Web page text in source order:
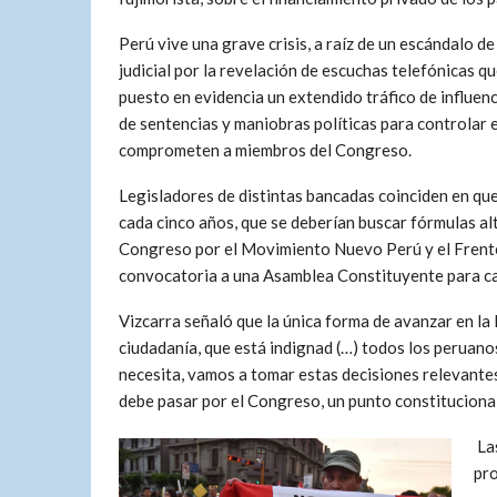
Perú vive una grave crisis, a raíz de un escándalo
judicial por la revelación de escuchas telefónicas
puesto en evidencia un extendido tráfico de
de sentencias y maniobras políticas para controlar
comprometen a miembros del Congreso.
Legisladores de distintas bancadas coinciden en
cada cinco años, que se deberían buscar fórmulas
Congreso por el Movimiento Nuevo Perú y el
convocatoria a una Asamblea Constituyente para
Vizcarra señaló que la única forma de avanzar en
ciudadanía, que está indignad (…) todos los
necesita, vamos a tomar estas decisiones
debe pasar por el Congreso, un punto